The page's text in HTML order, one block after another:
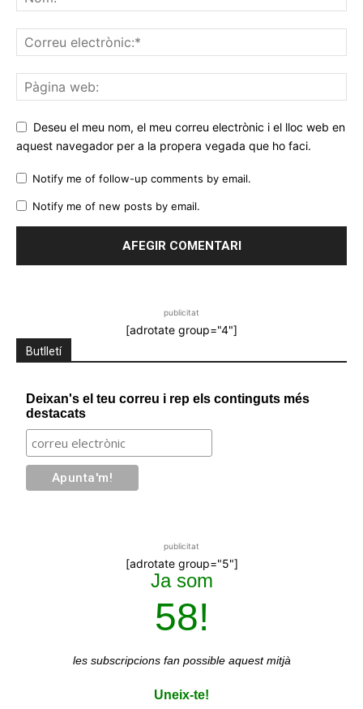
Deseu el meu nom, el meu correu electrònic i el lloc web en
aquest navegador per a la propera vegada que ho faci.
Notify me of follow-up comments by email.
Notify me of new posts by email.
publicitat
[adrotate group="4"]
Butlletí
Deixan's el teu correu i rep els continguts més
destacats
publicitat
[adrotate group="5"]
Ja som
58!
les subscripcions fan possible aquest mitjà
Uneix-te!